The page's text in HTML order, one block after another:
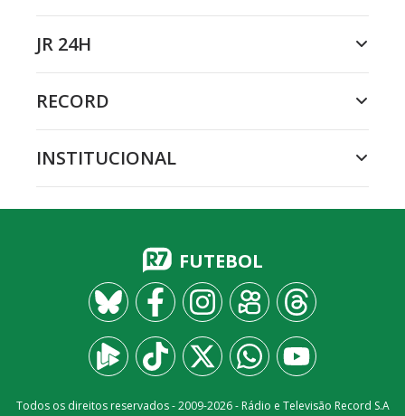
JR 24H
RECORD
INSTITUCIONAL
FUTEBOL
Todos os direitos reservados - 2009-2026- Rádio e Televisão Record S.A